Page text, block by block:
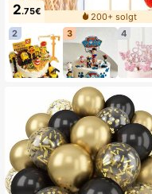
2.75€
200+ solgt
2
3 4